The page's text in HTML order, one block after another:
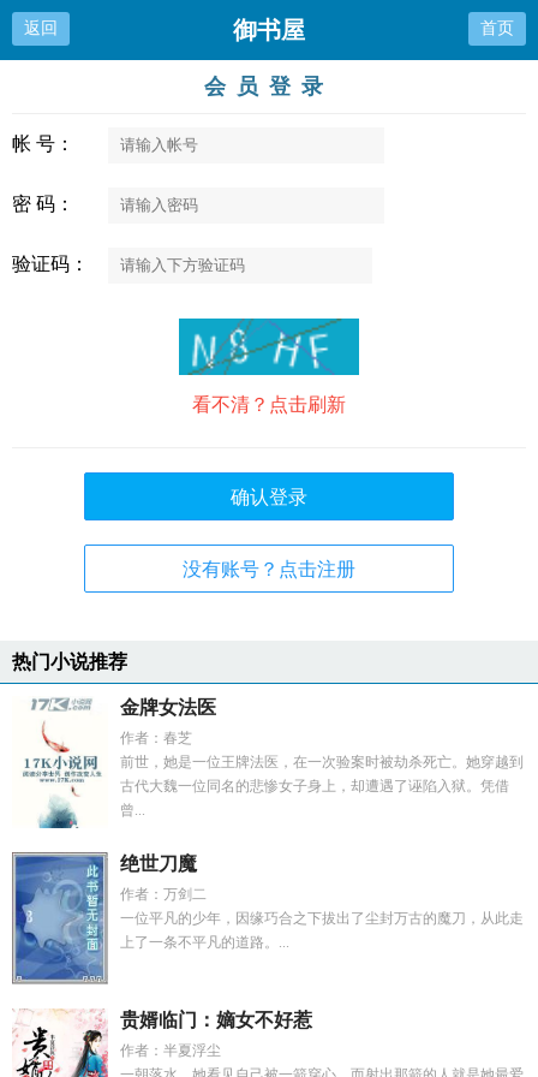
返回 御书屋 首页
会员登录
帐 号：
密 码：
验证码：
看不清？点击刷新
确认登录
没有账号？点击注册
热门小说推荐
金牌女法医
作者：春芝
前世，她是一位王牌法医，在一次验案时被劫杀死亡。她穿越到
古代大魏一位同名的悲惨女子身上，却遭遇了诬陷入狱。凭借
曾...
绝世刀魔
作者：万剑二
一位平凡的少年，因缘巧合之下拔出了尘封万古的魔刀，从此走
上了一条不平凡的道路。...
贵婿临门：嫡女不好惹
作者：半夏浮尘